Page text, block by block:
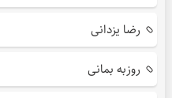
رضا یزدانی
روزبه بمانی